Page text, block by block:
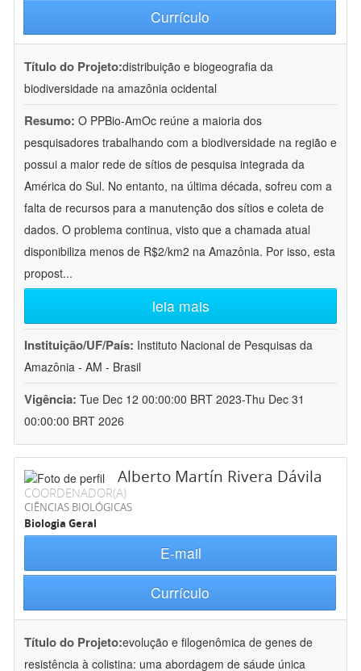
Currículo
Título do Projeto:distribuição e biogeografia da
biodiversidade na amazônia ocidental
Resumo: O PPBio-AmOc reúne a maioria dos
pesquisadores trabalhando com a biodiversidade na região e
possui a maior rede de sítios de pesquisa integrada da
América do Sul. No entanto, na última década, sofreu com a
falta de recursos para a manutenção dos sítios e coleta de
dados. O problema continua, visto que a chamada atual
disponibiliza menos de R$2/km2 na Amazônia. Por isso, esta
propost...
leia mais
Instituição/UF/País: Instituto Nacional de Pesquisas da
Amazônia - AM - Brasil
Vigência: Tue Dec 12 00:00:00 BRT 2023-Thu Dec 31
00:00:00 BRT 2026
Alberto Martín Rivera Dávila
COORDENADOR(A)
CIÊNCIAS BIOLÓGICAS
Biologia Geral
E-mail
Currículo
Título do Projeto:evolução e filogenômica de genes de
resistência à colistina: uma abordagem de sáude única